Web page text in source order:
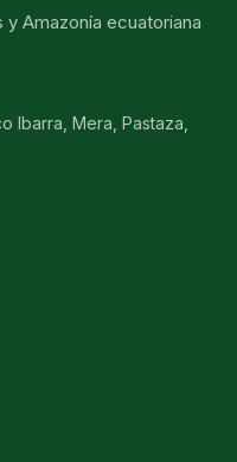
y Amazonía ecuatoriana
Ibarra, Mera, Pastaza,